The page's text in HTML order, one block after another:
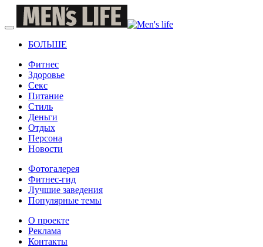
БОЛЬШЕ
Фитнес
Здоровье
Секс
Питание
Стиль
Деньги
Отдых
Персона
Новости
Фотогалерея
Фитнес-гид
Лучшие заведения
Популярные темы
О проекте
Реклама
Контакты